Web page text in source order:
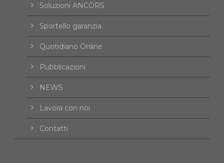
Soluzioni ANCORS
Sportello garanzia
Quotidiano Online
Pubblicazioni
NEWS
Lavora con noi
Contatti